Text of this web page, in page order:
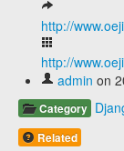
http://
http://
admin on
Category
Related